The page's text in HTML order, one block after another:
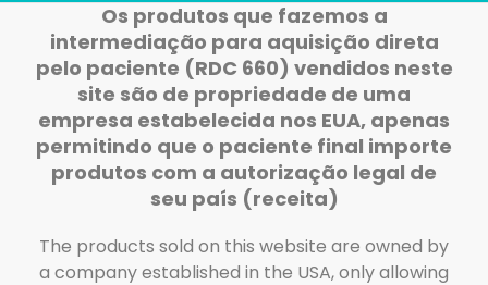
Os produtos que fazemos a
intermediação para aquisição direta
pelo paciente (RDC 660) vendidos neste
site são de propriedade de uma
empresa estabelecida nos EUA, apenas
permitindo que o paciente final importe
produtos com a autorização legal de
seu país (receita)
The products sold on this website are owned by
a company established in the USA, only allowing